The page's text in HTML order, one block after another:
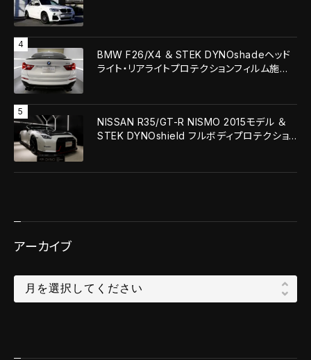
BMW F26/X4 ＆ STEK DYNOshadeヘッド
ライト・リアライトプロテクションフィルム施
NISSAN R35/GT-R NISMO 2015モデル ＆
STEK DYNOshield フルボディプロテクショ
アーカイブ